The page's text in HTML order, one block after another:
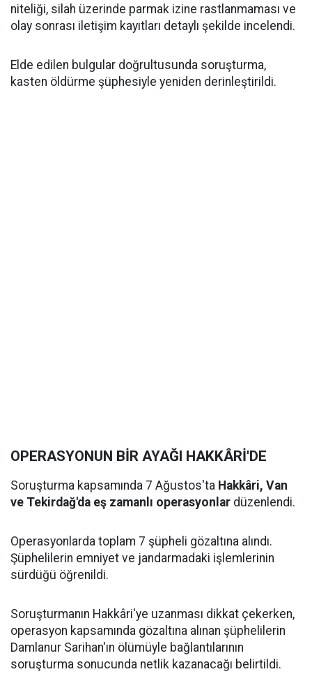
niteliği, silah üzerinde parmak izine rastlanmaması ve
olay sonrası iletişim kayıtları detaylı şekilde incelendi.
Elde edilen bulgular doğrultusunda soruşturma,
kasten öldürme şüphesiyle yeniden derinleştirildi.
OPERASYONUN BİR AYAĞI HAKKÂRİ'DE
Soruşturma kapsamında 7 Ağustos'ta Hakkâri, Van
ve Tekirdağ'da eş zamanlı operasyonlar düzenlendi.
Operasyonlarda toplam 7 şüpheli gözaltına alındı.
Şüphelilerin emniyet ve jandarmadaki işlemlerinin
sürdüğü öğrenildi.
Soruşturmanın Hakkâri'ye uzanması dikkat çekerken,
operasyon kapsamında gözaltına alınan şüphelilerin
Damlanur Sarihan'ın ölümüyle bağlantılarının
soruşturma sonucunda netlik kazanacağı belirtildi.